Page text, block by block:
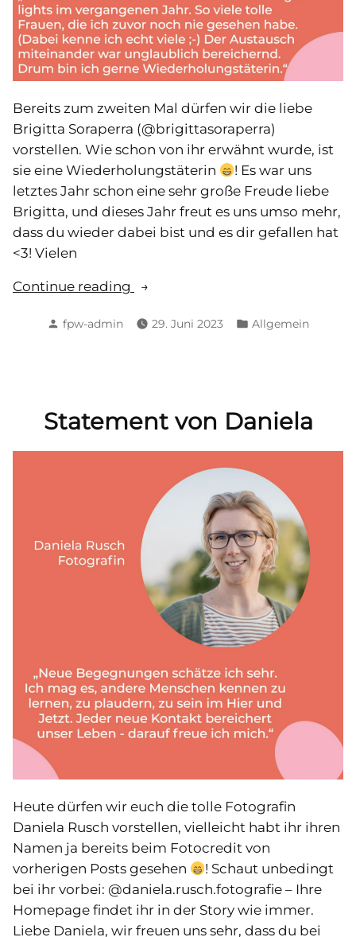
Bereits zum zweiten Mal dürfen wir die liebe
Brigitta Soraperra (@brigittasoraperra)
vorstellen. Wie schon von ihr erwähnt wurde, ist
sie eine Wiederholungstäterin
! Es war uns
letztes Jahr schon eine sehr große Freude liebe
Brigitta, und dieses Jahr freut es uns umso mehr,
dass du wieder dabei bist und es dir gefallen hat
<3! Vielen
Continue reading
„Statement
Brigitta“
Posted
fpw-admin 29. Juni 2023
Posted
Allgemein
Statement von Daniela
Heute dürfen wir euch die tolle Fotografin
Daniela Rusch vorstellen, vielleicht habt ihr ihren
Namen ja bereits beim Fotocredit von
vorherigen Posts gesehen
! Schaut unbedingt
bei ihr vorbei: @daniela.rusch.fotografie – Ihre
Homepage findet ihr in der Story wie immer.
Liebe Daniela, wir freuen uns sehr, dass du bei